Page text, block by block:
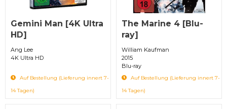
Gemini Man [4K Ultra
HD]
Ang Lee
4K Ultra HD
Auf Bestellung (Lieferung innert 7-
14 Tagen)
The Marine 4 [Blu-
ray]
William Kaufman
2015
Blu-ray
Auf Bestellung (Lieferung innert 7-
14 Tagen)